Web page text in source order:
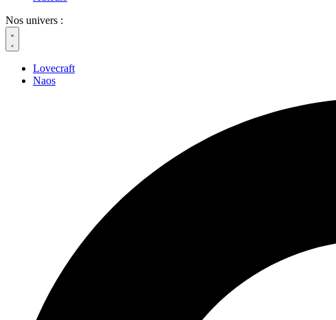
Nos univers :
Lovecraft
Naos